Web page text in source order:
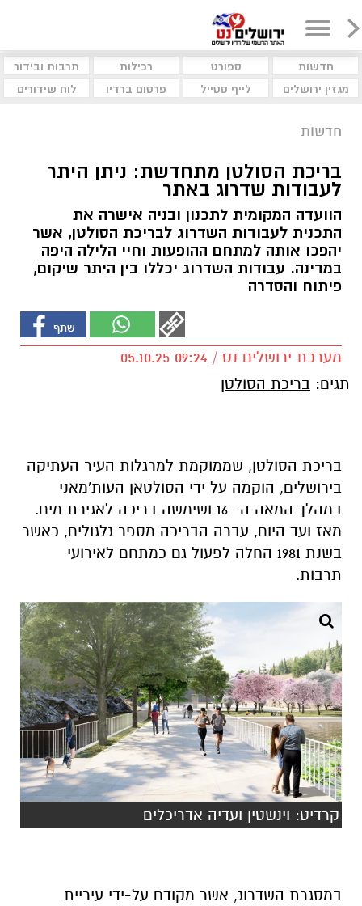
חדשות ספורט רכילות
תרבות ובידור
מגזין ירושלים
לייף סטייל פרסום ברדיו לוח שידורים
חדשות
בריכת הסולטן מתחדשת: ניתן היתר
לעבודות שדרוג באתר
הוועדה המקומית לתכנון ובניה אישרה את
התכנית לעבודות השדרוג לבריכת הסולטן, אשר
יהפכו אותה למתחם ההופעות וחיי הלילה היפה
במדינה. עבודות השדרוג יכללו בין היתר שיקום,
פיתוח והסדרה
מערכת ירושלים נט / 09:24 05.10.25
תגים: בריכת הסולטן
בריכת הסולטן, שממוקמת למרגלות העיר העתיקה
בירושלים, הוקמה על ידי הסולטאן העות'מאני
במהלך המאה ה- 16 ושימשה בריכה לאגירת מים.
מאז ועד היום, עברה הבריכה מספר גלגולים, כאשר
בשנת 1981 החלה לפעול גם כמתחם לאירועי
תרבות.
קרדיט: וינשטין ועדיה אדריכלים
במסגרת השדרוג, אשר מקודם על-ידי עיריית